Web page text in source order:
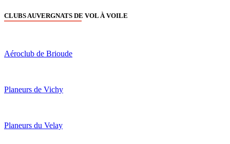
CLUBS AUVERGNATS DE VOL À VOILE
Aéroclub de Brioude
Planeurs de Vichy
Planeurs du Velay